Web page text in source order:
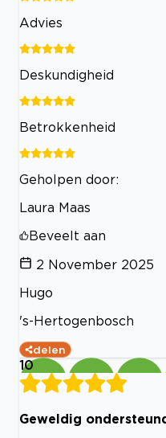
Advies
Deskundigheid
Betrokkenheid
Geholpen door:
Laura Maas
Beveelt aan
2 November 2025
Hugo
's-Hertogenbosch
delen
10
Geweldig